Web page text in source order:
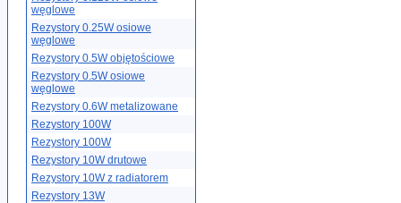
węglowe
Rezystory 0.25W osiowe
węglowe
Rezystory 0.5W objętościowe
Rezystory 0.5W osiowe
węglowe
Rezystory 0.6W metalizowane
Rezystory 100W
Rezystory 100W
Rezystory 10W drutowe
Rezystory 10W z radiatorem
Rezystory 13W